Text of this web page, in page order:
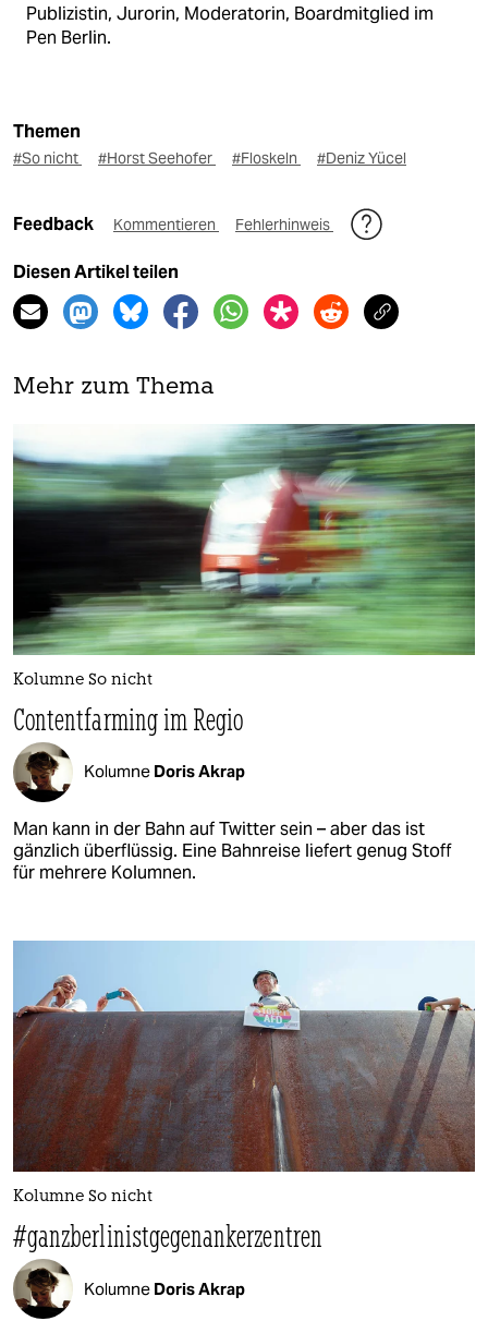
Publizistin, Jurorin, Moderatorin, Boardmitglied im
Pen Berlin.
Themen
#So nicht #Horst Seehofer #Floskeln #Deniz Yücel
Feedback Kommentieren Fehlerhinweis
Diesen Artikel teilen
Mehr zum Thema
Kolumne So nicht
Contentfarming im Regio
Kolumne Doris Akrap
Man kann in der Bahn auf Twitter sein – aber das ist
gänzlich überflüssig. Eine Bahnreise liefert genug Stoff
für mehrere Kolumnen.
Kolumne So nicht
#ganzberlinistgegenankerzentren
Kolumne Doris Akrap